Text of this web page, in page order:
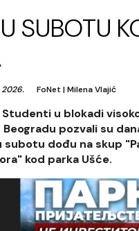
SUBOTU
2026. FoNet |Milena Vlajić
Studenti u blokadi
pozvali su
subotu dođu na skup
kod parka Ušće.